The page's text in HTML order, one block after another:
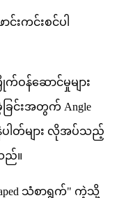
းကင်းစင်ပါ
က်ဝန်ဆောင်မှုများ
ြင်းအတွက် Angle
ါတ်များ လိုအပ်သည့်
ည်။
သံစာရွက်" ကဲ့သို့